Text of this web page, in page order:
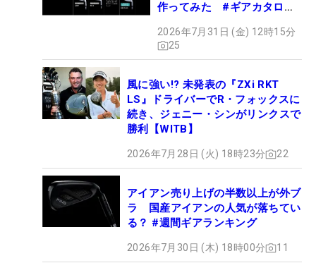
作ってみた #ギアカタログ
2026年7月31日 (金) 12時15分
25
風に強い!? 未発表の『ZXi RKT
LS』ドライバーでR・フォックスに
続き、ジェニー・シンがリンクスで
勝利【WITB】
2026年7月28日 (火) 18時23分 22
アイアン売り上げの半数以上が外ブ
ラ 国産アイアンの人気が落ちてい
る？ #週間ギアランキング
2026年7月30日 (木) 18時00分 11